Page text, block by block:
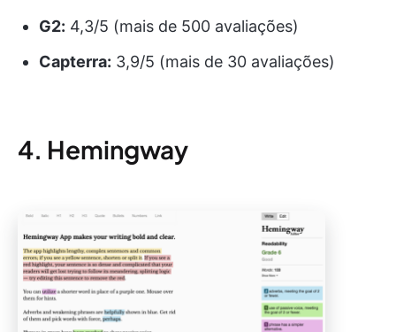
G2: 4,3/5 (mais de 500 avaliações)
Capterra: 3,9/5 (mais de 30 avaliações)
4. Hemingway